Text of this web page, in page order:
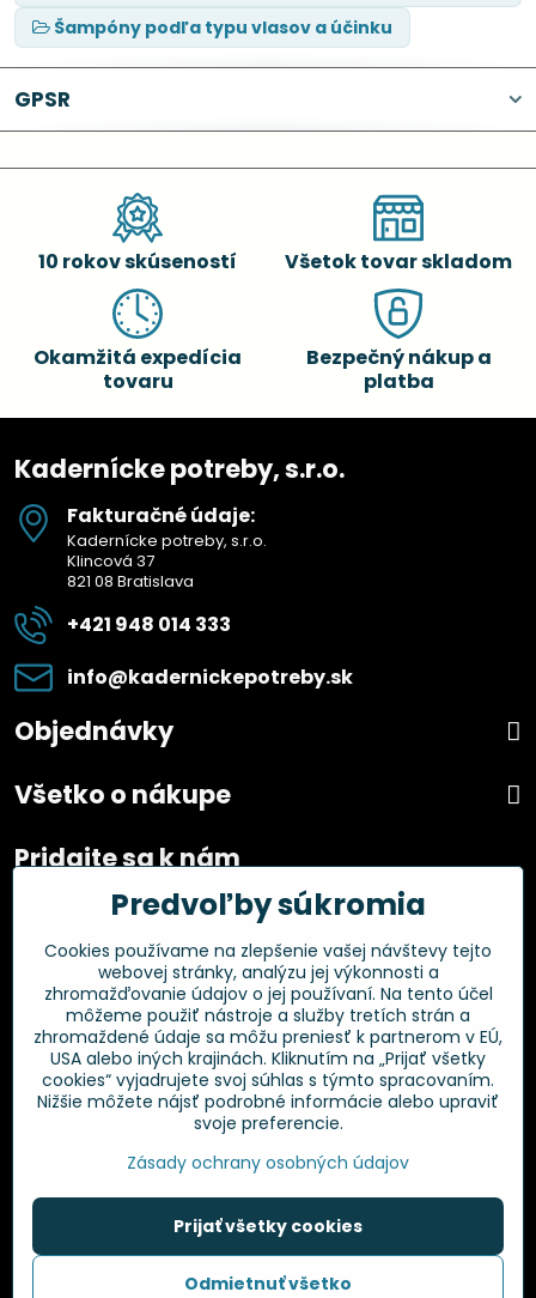
Šampóny podľa typu vlasov a účinku
GPSR
10 rokov skúseností Všetok tovar skladom
Okamžitá expedícia
tovaru
Bezpečný nákup a
platba
Kadernícke potreby, s.r.o.
Fakturačné údaje:
Kadernícke potreby, s.r.o.
Klincová 37
821 08 Bratislava
+421 948 014 333
info​@kadernickepotreby​.sk
Objednávky
Všetko o nákupe
Pridajte sa k nám
Facebook
Overené zákazníkmi
©2026Copyright
Predvoľby súkromia
Cookies používame na zlepšenie vašej návštevy tejto
webovej stránky, analýzu jej výkonnosti a
zhromažďovanie údajov o jej používaní. Na tento účel
môžeme použiť nástroje a služby tretích strán a
zhromaždené údaje sa môžu preniesť k partnerom v EÚ,
USA alebo iných krajinách. Kliknutím na „Prijať všetky
cookies“ vyjadrujete svoj súhlas s týmto spracovaním.
Nižšie môžete nájsť podrobné informácie alebo upraviť
svoje preferencie.
Zásady ochrany osobných údajov
Prijať všetky cookies
Odmietnuť všetko